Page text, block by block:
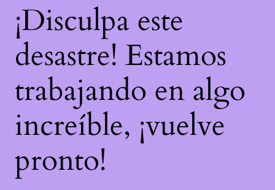
¡Disculpa este
desastre! Estamos
trabajando en algo
increíble, ¡vuelve
pronto!